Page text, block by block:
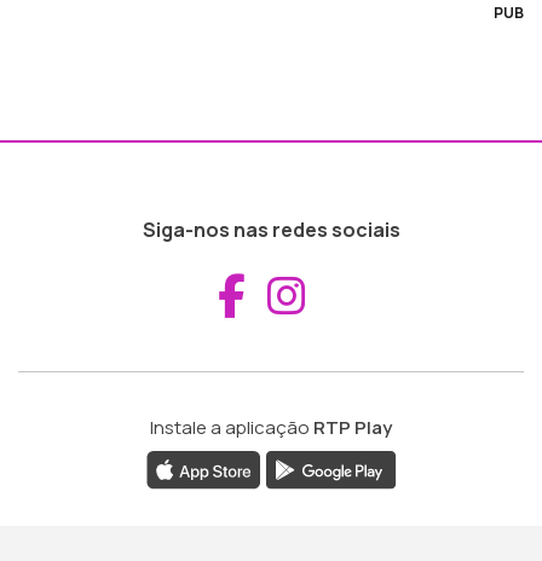
PUB
Siga-nos nas redes sociais
Aceder ao
Instale a aplicação RTP Play